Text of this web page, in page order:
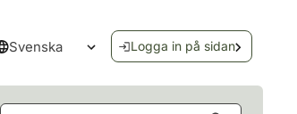
Svenska
Öppna språkmenyn
Logga in på sidan